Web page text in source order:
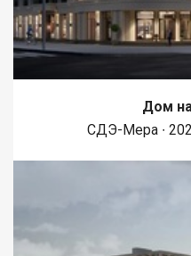
Дом
СДЭ-Мера ∙